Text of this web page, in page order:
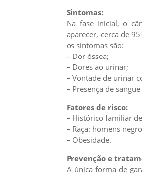
Sintomas:
Na fase inicial, o
aparecer, cerca de
os sintomas são:
– Dor óssea;
– Dores ao urinar;
– Vontade de urinar
– Presença de
Fatores de risco:
– Histórico familiar
– Raça: homens
– Obesidade.
Prevenção e
A única forma de